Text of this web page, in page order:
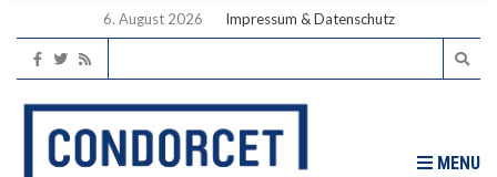
6. August 2026 Impressum & Datenschutz
MENU